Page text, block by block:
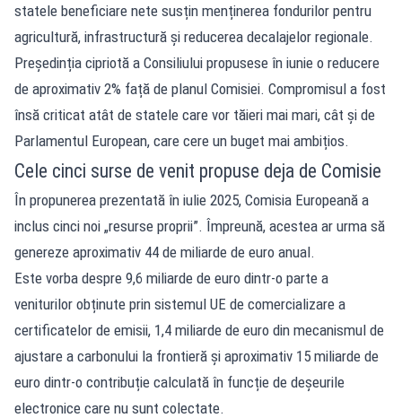
statele beneficiare nete susțin menținerea fondurilor pentru
agricultură, infrastructură și reducerea decalajelor regionale.
Președinția cipriotă a Consiliului propusese în iunie o reducere
de aproximativ 2% față de planul Comisiei. Compromisul a fost
însă criticat atât de statele care vor tăieri mai mari, cât și de
Parlamentul European, care cere un buget mai ambițios.
Cele cinci surse de venit propuse deja de Comisie
În propunerea prezentată în iulie 2025, Comisia Europeană a
inclus cinci noi „resurse proprii”. Împreună, acestea ar urma să
genereze aproximativ 44 de miliarde de euro anual.
Este vorba despre 9,6 miliarde de euro dintr-o parte a
veniturilor obținute prin sistemul UE de comercializare a
certificatelor de emisii, 1,4 miliarde de euro din mecanismul de
ajustare a carbonului la frontieră și aproximativ 15 miliarde de
euro dintr-o contribuție calculată în funcție de deșeurile
electronice care nu sunt colectate.